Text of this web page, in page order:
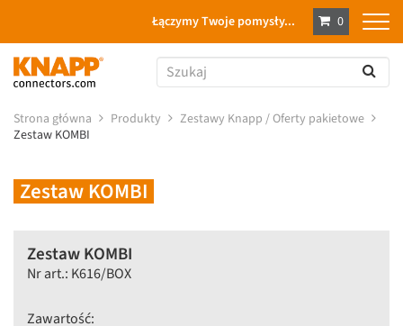
Łączymy Twoje pomysły... 0
Strona główna Produkty
Zestawy Knapp / Oferty pakietowe
Zestaw KOMBI
Zestaw KOMBI
Zestaw KOMBI
Nr art.: K616/BOX
Zawartość: